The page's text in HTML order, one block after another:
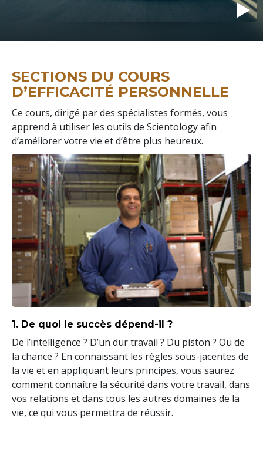
SECTIONS DU COURS
D’EFFICACITÉ PERSONNELLE
Ce cours, dirigé par des spécialistes formés, vous
apprend à utiliser les outils de Scientology afin
d’améliorer votre vie et d’être plus heureux.
1. De quoi le succès dépend-il ?
De l’intelligence ? D’un dur travail ? Du piston ? Ou de
la chance ? En connaissant les règles sous-jacentes de
la vie et en appliquant leurs principes, vous saurez
comment connaître la sécurité dans votre travail, dans
vos relations et dans tous les autres domaines de la
vie, ce qui vous permettra de réussir.